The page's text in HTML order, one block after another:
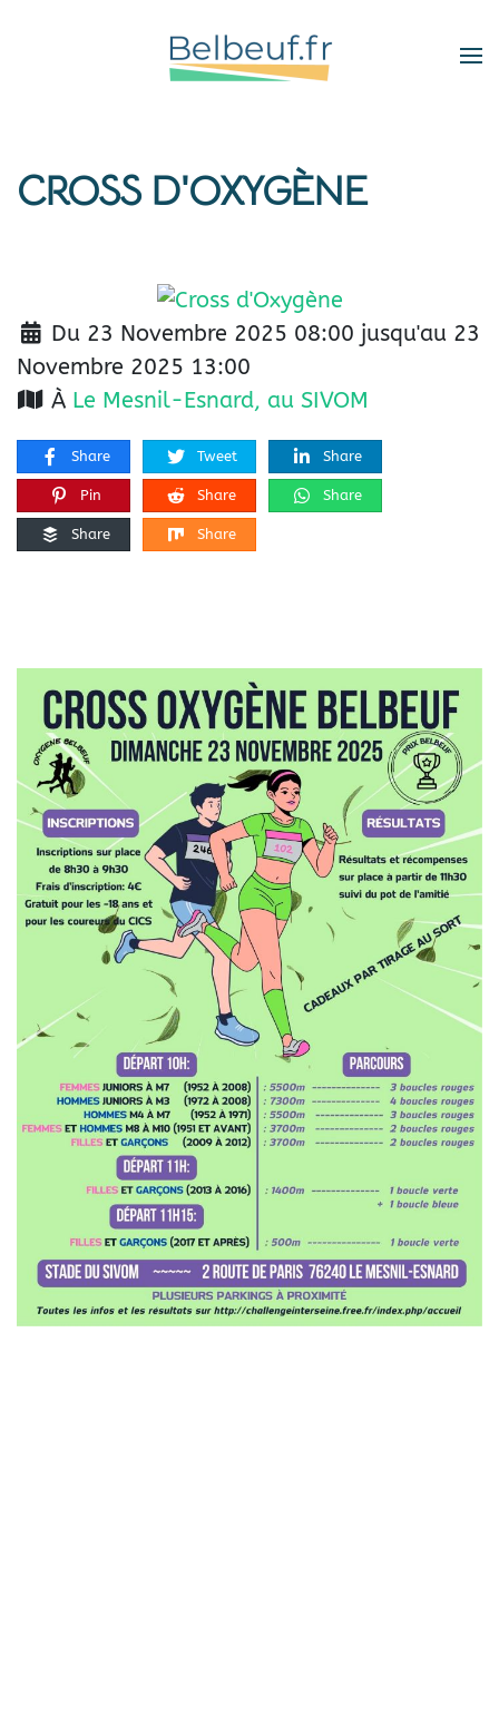
CROSS D'OXYGÈNE
Du 23 Novembre 2025 08:00 jusqu'au 23
Novembre 2025 13:00
À Le Mesnil-Esnard, au SIVOM
Share Tweet Share
Pin Share Share
Share Share